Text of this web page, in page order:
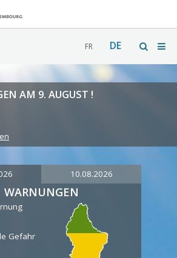
FR DE
AM 9. AUGUST !
10.08.2026
WARNUNGEN
Gefahr